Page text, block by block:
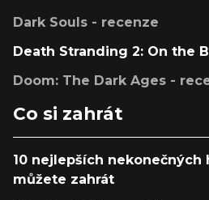
Dark Souls - recenze
Death Stranding 2: On the
Doom: The Dark Ages -
Co si zahrát
10 nejlepších nekonečných
můžete zahrát